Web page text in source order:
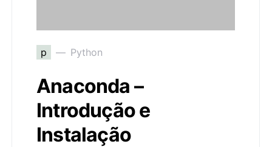
p Python
Anaconda –
Introdução e
Instalação